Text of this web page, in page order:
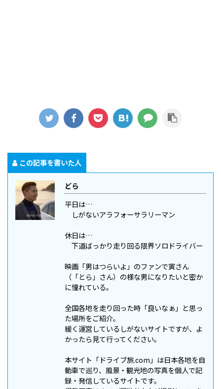
この記事を書いた人
どら
平日は…
しがないアラフォーサラリーマン
休日は…
下道ばっかり走り回る限界ソロドライバー
映画「男はつらいよ」のファンで寅さん
（「とら」さん）の様な男になりたいと密か
に憧れている。
全国各地を走り回った時「良いなぁ」と思っ
た場所をご紹介。
緩く運営しているしがないサイトですが、よ
かったら見て行ってください。
本サイト「ドライブ旅.com」は日本各地を自
動車で巡り、風景・観光地の写真を個人で記
録・発信しているサイトです。